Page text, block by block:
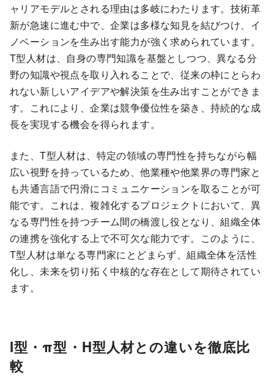
ャリアモデルとされる理由は多岐にわたります。技術革
新が急速に進む中で、企業は多様な知見を結びつけ、イ
ノベーションを生み出す能力が強く求められています。
T型人材は、自身の専門知識を基盤としつつ、異なる分
野の知識や視点を取り入れることで、従来の枠にとらわ
れない新しいアイデアや解決策を生み出すことができま
す。これにより、企業は競争優位性を築き、持続的な成
長を実現する機会を得られます。
また、T型人材は、特定の領域の専門性を持ちながら幅
広い視野を持っているため、他業種や他業界の専門家と
も共通言語で円滑にコミュニケーションを取ることが可
能です。これは、複雑化するプロジェクトにおいて、異
なる専門性を持つチーム間の橋渡し役となり、組織全体
の連携を強化する上で不可欠な能力です。このように、
T型人材は単なる専門家にとどまらず、組織全体を活性
化し、未来を切り拓く中核的な存在として期待されてい
ます。
I型・π型・H型人材との違いを徹底比
較